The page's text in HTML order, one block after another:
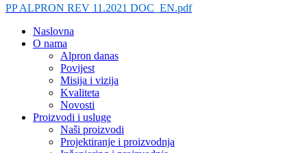
PP ALPRON REV 11.2021 DOC_EN.pdf
Naslovna
O nama
Alpron danas
Povijest
Misija i vizija
Kvaliteta
Novosti
Proizvodi i usluge
Naši proizvodi
Projektiranje i proizvodnja